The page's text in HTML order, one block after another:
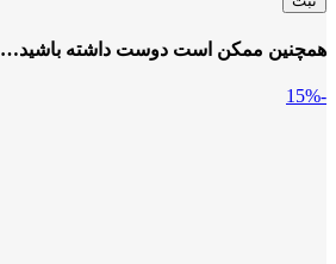
همچنین ممکن است دوست داشته باشید…
-15%